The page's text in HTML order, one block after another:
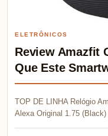
ELETRÔNICOS
Review Amazfit
Que Este
TOP DE LINHA Relógio
Alexa Original 1.75